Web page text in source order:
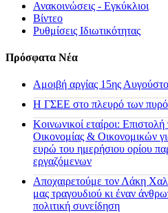
Ανακοινώσεις - Εγκύκλιοι
Βίντεο
Ρυθμίσεις Ιδιωτικότητας
Πρόσφατα Νέα
Αμοιβή αργίας 15ης
H ΓΣΕΕ στο πλευρό των
Κοινωνικοί εταίροι:
Οικονομίας & Οικονομικών
ευρώ του ημερήσιου ορίου
εργαζόμενων
Αποχαιρετούμε τον Λάκη
μας τραγουδιού κι έναν
πολιτική συνείδηση